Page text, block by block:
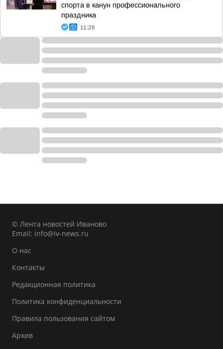
спорта в канун профессионального
праздника
11:26
© Лента новостей Иваново
Email: info@iv-news.ru
О нас
Контакты
Редакционная политика
Политика конфиденциальности
Правила пользования сайтом
Архив